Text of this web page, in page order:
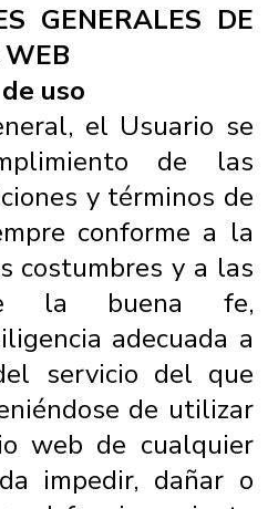
GENERALES DE
WEB
uso
el Usuario se
de las
y términos de
conforme a la
costumbres y a las
la buena fe,
adecuada a
servicio del que
de utilizar
web de cualquier
impedir, dañar o